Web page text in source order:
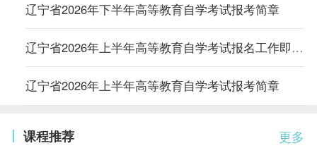
辽宁省2026年下半年高等教育自学考试报考简章
辽宁省2026年上半年高等教育自学考试报名工作即将开始
​辽宁省2026年上半年高等教育自学考试报考简章
更多
课程推荐